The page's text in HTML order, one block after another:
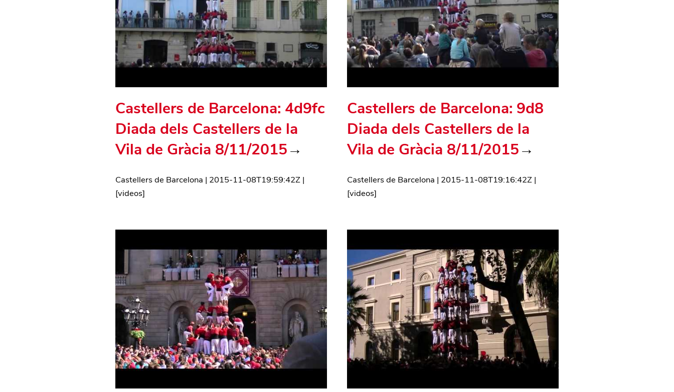
Castellers de Barcelona: 4d9fc
Diada dels Castellers de la
Vila de Gràcia 8/11/2015→
Castellers de Barcelona | 2015-11-08T19:59:42Z|
[videos]
Castellers de Barcelona: 9d8
Diada dels Castellers de la
Vila de Gràcia 8/11/2015→
Castellers de Barcelona | 2015-11-08T19:16:42Z |
[videos]